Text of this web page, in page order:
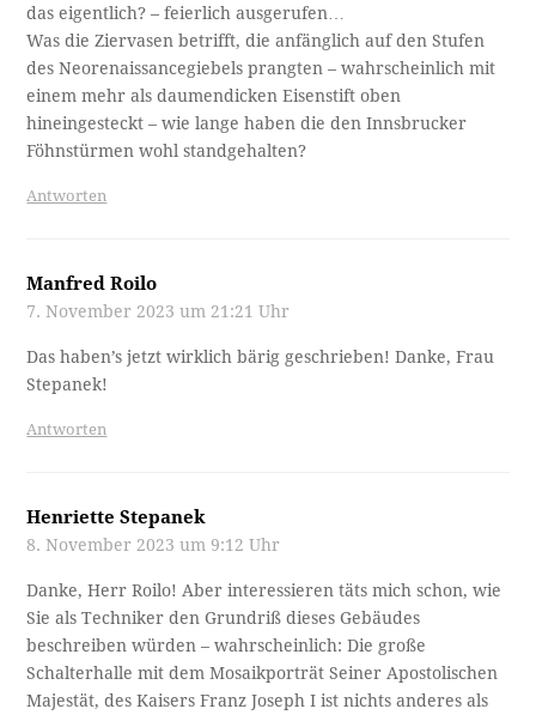
das eigentlich? – feierlich ausgerufen…
Was die Ziervasen betrifft, die anfänglich auf den Stufen
des Neorenaissancegiebels prangten – wahrscheinlich mit
einem mehr als daumendicken Eisenstift oben
hineingesteckt – wie lange haben die den Innsbrucker
Föhnstürmen wohl standgehalten?
Antworten
Manfred Roilo
7. November 2023 um 21:21 Uhr
Das haben’s jetzt wirklich bärig geschrieben! Danke, Frau
Stepanek!
Antworten
Henriette Stepanek
8. November 2023 um 9:12 Uhr
Danke, Herr Roilo! Aber interessieren täts mich schon, wie
Sie als Techniker den Grundriß dieses Gebäudes
beschreiben würden – wahrscheinlich: Die große
Schalterhalle mit dem Mosaikporträt Seiner Apostolischen
Majestät, des Kaisers Franz Joseph I ist nichts anderes als